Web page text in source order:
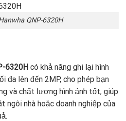
QNP-6320H
6320Hcó khả năng ghi lại hình
đa lên đến 2MP, cho phép bạn
và chất lượng hình ảnh tốt, giúp
ngôi nhà hoặc doanh nghiệp của